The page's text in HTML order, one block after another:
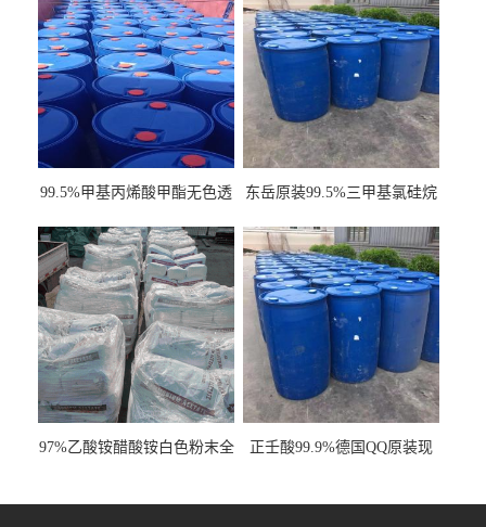
99.5%甲基丙烯酸甲酯无色透
东岳原装99.5%三甲基氯硅烷
97%乙酸铵醋酸铵白色粉末全
正壬酸99.9%德国QQ原装现